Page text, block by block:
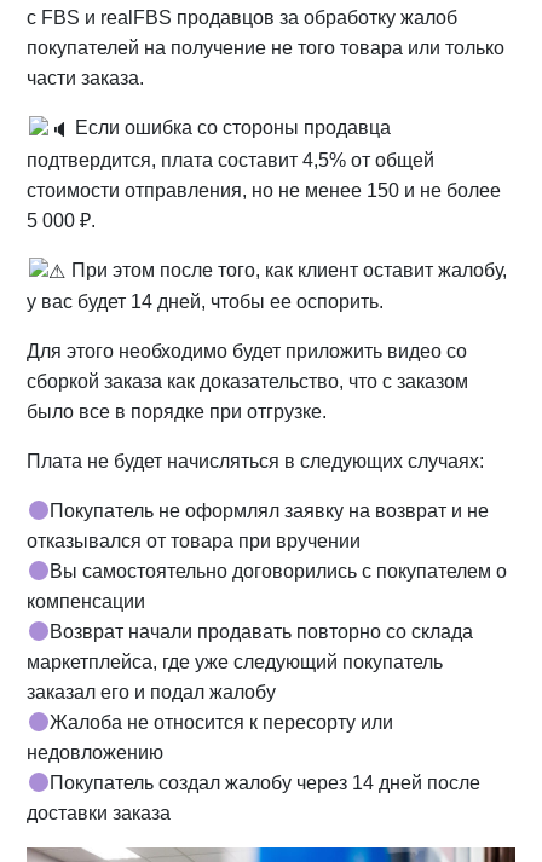
с FBS и realFBS продавцов за обработку жалоб
покупателей на получение не того товара или только
части заказа.
Если ошибка со стороны продавца
подтвердится, плата составит 4,5% от общей
стоимости отправления, но не менее 150 и не более
5 000 ₽.
При этом после того, как клиент оставит жалобу,
у вас будет 14 дней, чтобы ее оспорить.
Для этого необходимо будет приложить видео со
сборкой заказа как доказательство, что с заказом
было все в порядке при отгрузке.
Плата не будет начисляться в следующих случаях:
Покупатель не оформлял заявку на возврат и не
отказывался от товара при вручении
Вы самостоятельно договорились с покупателем о
компенсации
Возврат начали продавать повторно со склада
маркетплейса, где уже следующий покупатель
заказал его и подал жалобу
Жалоба не относится к пересорту или
недовложению
Покупатель создал жалобу через 14 дней после
доставки заказа